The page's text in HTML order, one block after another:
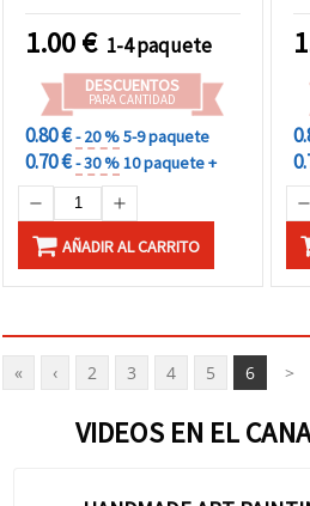
1.00€ 1-4 paquete
DESCUENTOS
PARA CANTIDAD
0.80 €- 20 %5-9 paquete
0.70 €- 30 %10 paquete +
AÑADIR AL CARRITO
« ‹ 2 3 4 5 6 >
VIDEOS EN EL